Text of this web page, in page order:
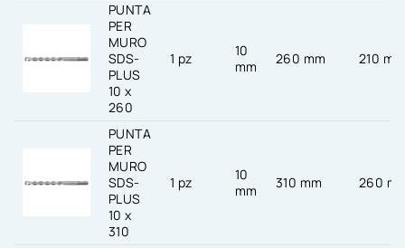
PUNTA
PER
MURO
SDS-
PLUS
10 x
260
1 pz
10
mm
260 mm 210 mm
PUNTA
PER
MURO
SDS-
PLUS
10 x
310
1 pz
10
mm
310 mm 260